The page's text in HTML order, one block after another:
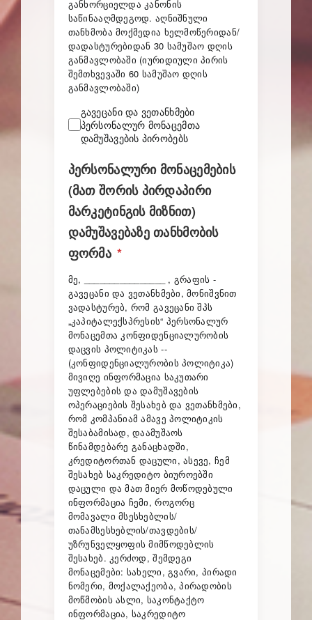
განხორციელდა კანონის
საწინააღმდეგოდ. აღნიშნული
თანხმობა მოქმედია ხელმოწერიდან/
დადასტურებიდან 30 სამუშაო დღის
განმავლობაში (იურიდიული პირის
შემთხვევაში 60 სამუშაო დღის
განმავლობაში)
გავეცანი და ვეთანხმები
პერსონალურ მონაცემთა
დამუშავების პირობებს
პერსონალური მონაცემების
(მათ შორის პირდაპირი
მარკეტინგის მიზნით)
დამუშავებაზე თანხმობის
ფორმა *
მე,
, გრაფის -
გავეცანი და ვეთანხმები, მონიშვნით
ვადასტურებ, რომ გავეცანი შპს
„კაპიტალექსპრესის“ პერსონალურ
მონაცემთა კონფიდენციალურობის
დაცვის პოლიტიკას --
(კონფიდენციალურობის პოლიტიკა)
მივიღე ინფორმაცია საკუთარი
უფლებების და დამუშავების
ოპერაციების შესახებ და ვეთანხმები,
რომ კომპანიამ ამავე პოლიტიკის
შესაბამისად, დაამუშაოს
წინამდებარე განაცხადში,
კრედიტორთან დაცული, ასევე, ჩემ
შესახებ საკრედიტო ბიუროებში
დაცული და მათ მიერ მოწოდებული
ინფორმაცია ჩემი, როგორც
მომავალი მსესხებლის/
თანამსესხებლის/თავდების/
უზრუნველყოფის მიმწოდებლის
შესახებ. კერძოდ, შემდეგი
მონაცემები: სახელი, გვარი, პირადი
ნომერი, მოქალაქეობა, პირადობის
მოწმობის ასლი, საკონტაქტო
ინფორმაცია, საკრედიტო